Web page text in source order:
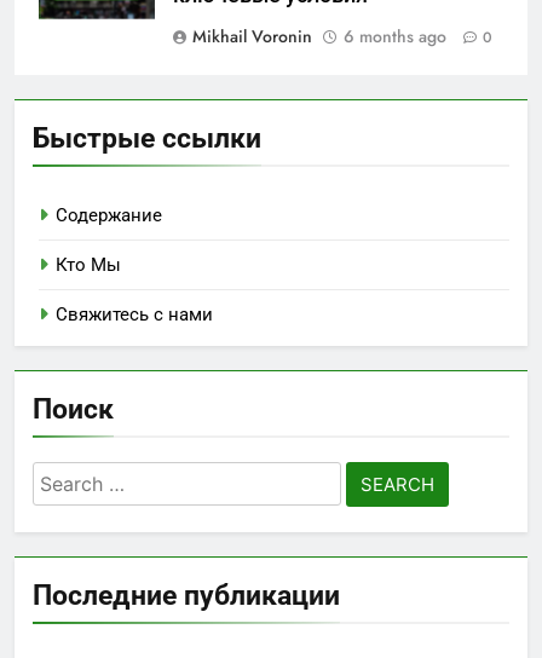
Mikhail Voronin
6 months ago 0
Быстрые ссылки
Содержание
Кто Мы
Свяжитесь с нами
Поиск
Search
for:
Последние публикации